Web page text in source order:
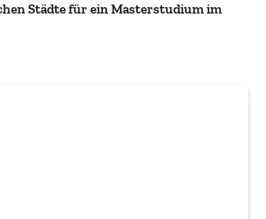
Städte für ein Masterstudium im